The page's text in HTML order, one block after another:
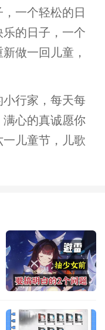
一个轻松的日
的日子，一个
做一回儿童，
行家，每天每
心的真诚愿你
儿童节，儿歌